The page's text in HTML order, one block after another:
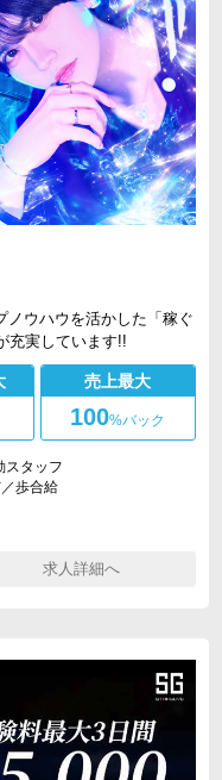
ノウハウを活かした「稼ぐ
充実しています!!
売上最大
100%バック
スタッフ
歩合給
求人詳細へ